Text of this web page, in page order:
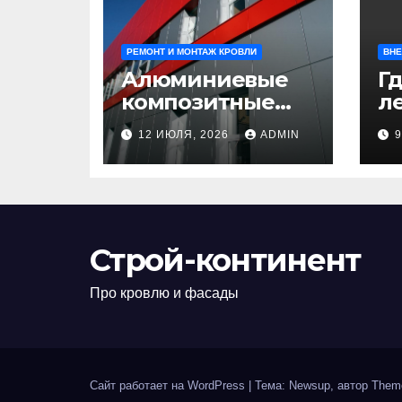
РЕМОНТ И МОНТАЖ КРОВЛИ
Алюминиевые
композитные
панели:
универсальное
решение для
12 ИЮЛЯ, 2026 ADMIN
Строй-континент
Про кровлю и фасады
Сайт работает на WordPress Тема: Newsup, автор